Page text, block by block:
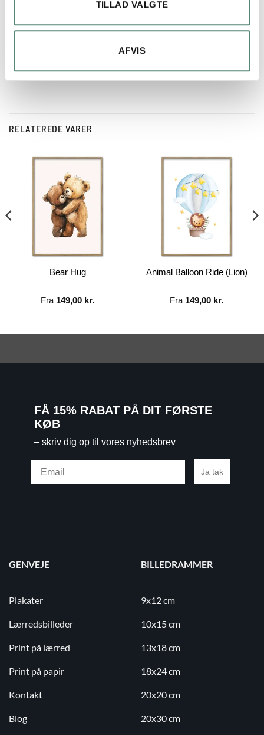
TILLAD VALGTE
AFVIS
RELATEREDE VARER
Bear Hug
Fra 149,00 kr.
Animal Balloon Ride (Lion)
Fra 149,00 kr.
FÅ 15% RABAT PÅ DIT FØRSTE
KØB
– skriv dig op til vores nyhedsbrev
Ja tak
GENVEJE
Plakater
Lærredsbilleder
Print på lærred
Print på papir
Kontakt
Blog
BILLEDRAMMER
9x12 cm
10x15 cm
13x18 cm
18x24 cm
20x20 cm
20x30 cm